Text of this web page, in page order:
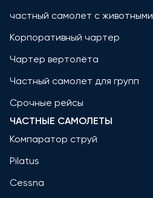
частный самолет с животными
Корпоративный чартер
Чартер вертолёта
Частный самолет для групп
Срочные рейсы
ЧАСТНЫЕ САМОЛЕТЫ
Компаратор струй
Pilatus
Cessna